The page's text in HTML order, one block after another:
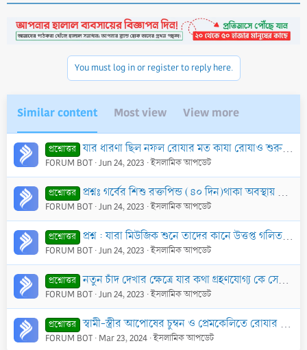
You must log in or register to reply here.
Similar content Most view View more
প্রশ্নোত্তর যার ধারণা ছিল নফল রোযার মত কাযা রোযাও শুরু করে ভেঙ্গে ফেলা যায়
FORUM BOT Jun 24, 2023 ইসলামিক আপডেট
প্রশ্নোত্তর প্রশ্নঃ গর্বের শিশু রক্তপিন্ড (৪০ দিন)থাকা অবস্থায় যদি তাকে নষ্ট করে ফেলা হয় তাহলে কি প্রান হত্যার সমান গুনাহ হবে?
FORUM BOT Jun 24, 2023 ইসলামিক আপডেট
প্রশ্নোত্তর প্রশ্ন : যারা মিউজিক শুনে তাদের কানে উত্তপ্ত গলিত সীসা ঢেলে দেয়ার হাদীছটি কি ছহীহ?
FORUM BOT Jun 24, 2023 ইসলামিক আপডেট
প্রশ্নোত্তর নতুন চাঁদ দেখার ক্ষেত্রে যার কথা গ্রহণযোগ্য কে সেই আদল ব্যক্তি
FORUM BOT Jun 24, 2023 ইসলামিক আপডেট
প্রশ্নোত্তর স্বামী-স্ত্রীর আপোষের চুম্বন ও প্রেমকেলিতে রোযার ক্ষতি হয় কি না?
FORUM BOT Mar 23, 2024 ইসলামিক আপডেট